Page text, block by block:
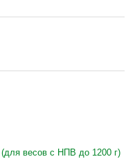
весов с НПВ до 1200 г)